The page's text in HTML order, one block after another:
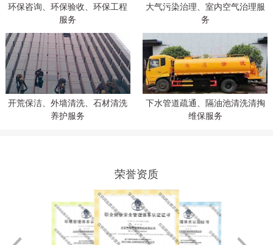
环保咨询、环保验收、环保工程
服务
大气污染治理、室内空气治理服
务
开荒保洁、外墙清洗、石材清洗
养护服务
下水管道疏通、隔油池清洗清掏
维保服务
荣誉资质